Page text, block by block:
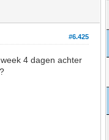
#6.425
4 dagen achter